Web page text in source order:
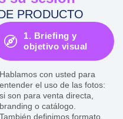
PRODUCTO
1. Briefing y
objetivo visual
Hablamos con usted para
entender el uso de las fotos:
si son para venta directa,
branding o catálogo.
También definimos formato,